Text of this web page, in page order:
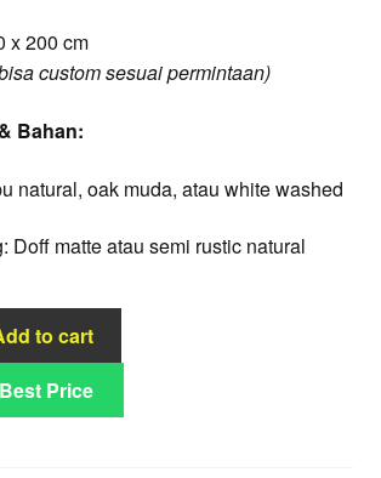
x 200 cm
custom sesuai permintaan)
Bahan:
natural, oak muda, atau white washed
Doff matte atau semi rustic natural
to cart
Price